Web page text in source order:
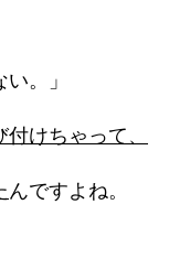
。」
けちゃって、
んですよね。